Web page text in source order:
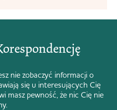
nie zobaczyć informacji o
się u interesujących Cię
masz pewność, że nic Cię nie